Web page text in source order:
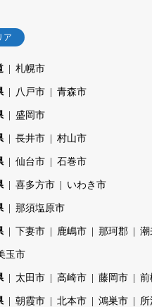
ア
札幌市
八戸市 青森市
盛岡市
長井市 村山市
仙台市 石巻市
喜多方市 いわき市
那須塩原市
下妻市 鹿嶋市 那珂郡 潮
玉市
太田市 高崎市 藤岡市 前
朝霞市 北本市 鴻巣市